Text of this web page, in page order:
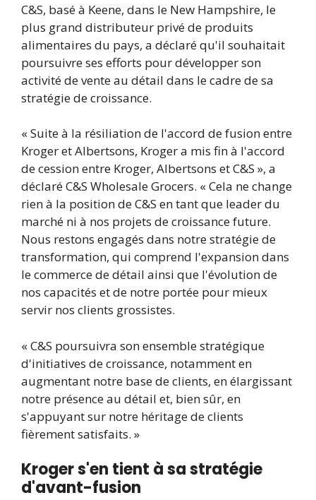
C&S, basé à Keene, dans le New Hampshire, le
plus grand distributeur privé de produits
alimentaires du pays, a déclaré qu'il souhaitait
poursuivre ses efforts pour développer son
activité de vente au détail dans le cadre de sa
stratégie de croissance.
« Suite à la résiliation de l'accord de fusion entre
Kroger et Albertsons, Kroger a mis fin à l'accord
de cession entre Kroger, Albertsons et C&S », a
déclaré C&S Wholesale Grocers. « Cela ne change
rien à la position de C&S en tant que leader du
marché ni à nos projets de croissance future.
Nous restons engagés dans notre stratégie de
transformation, qui comprend l'expansion dans
le commerce de détail ainsi que l'évolution de
nos capacités et de notre portée pour mieux
servir nos clients grossistes.
« C&S poursuivra son ensemble stratégique
d'initiatives de croissance, notamment en
augmentant notre base de clients, en élargissant
notre présence au détail et, bien sûr, en
s'appuyant sur notre héritage de clients
fièrement satisfaits. »
Kroger s'en tient à sa stratégie
d'avant-fusion